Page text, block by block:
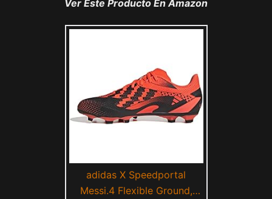
Ver Este Producto En Amazon
adidas X Speedportal
Messi.4 Flexible Ground,